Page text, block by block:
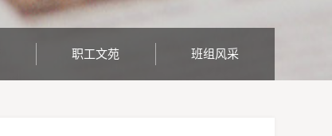
职工文苑 班组风采